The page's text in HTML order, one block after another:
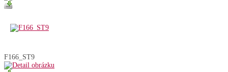
F166_ST9